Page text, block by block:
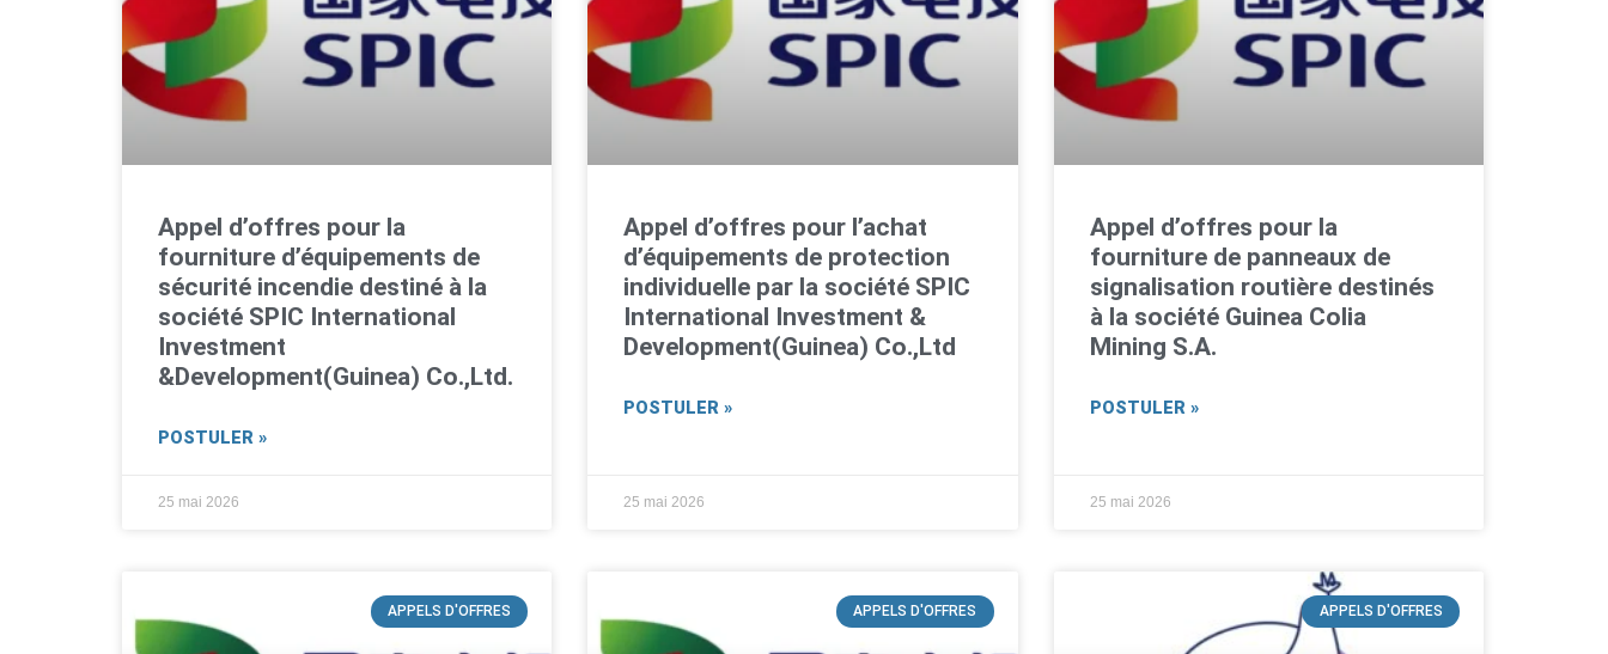
Appel d’offres pour la
fourniture d’équipements de
sécurité incendie destiné à la
société SPIC International
Investment
&Development(Guinea) Co.,Ltd.
POSTULER »
25 mai 2026
Appel d’offres pour l’achat
d’équipements de protection
individuelle par la société SPIC
International Investment &
Development(Guinea) Co.,Ltd
POSTULER »
25 mai 2026
Appel d’offres pour la
fourniture de panneaux de
signalisation routière destinés
à la société Guinea Colia
Mining S.A.
POSTULER »
25 mai 2026
APPELS D'OFFRES APPELS D'OFFRES APPELS D'OFFRES